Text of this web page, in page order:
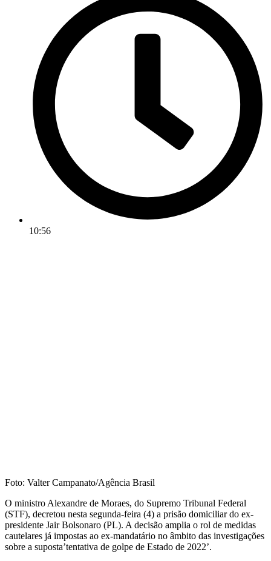
10:56
Foto: Valter Campanato/Agência Brasil
O ministro Alexandre de Moraes, do Supremo Tribunal Federal
(STF), decretou nesta segunda-feira (4) a prisão domiciliar do ex-
presidente Jair Bolsonaro (PL). A decisão amplia o rol de medidas
cautelares já impostas ao ex-mandatário no âmbito das investigações
sobre a suposta’tentativa de golpe de Estado de 2022’.